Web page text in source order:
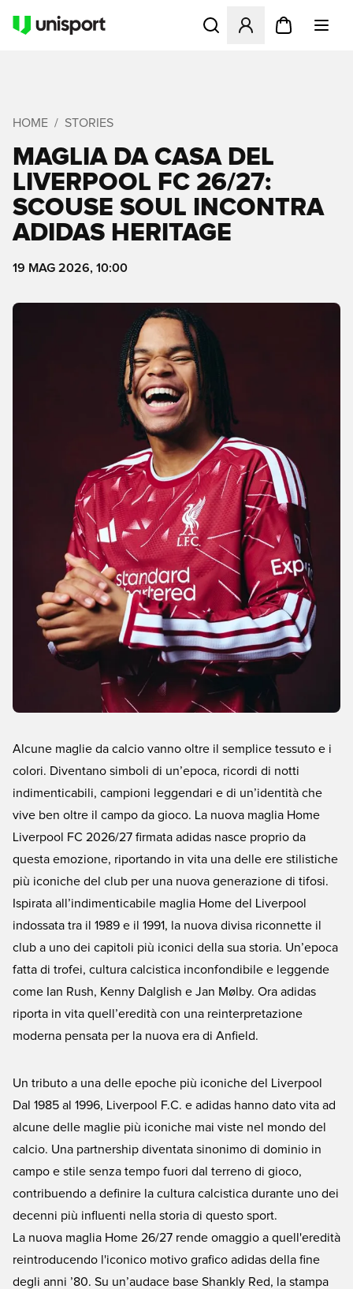
Apre una finestra modale
HOME STORIES
MAGLIA DA CASA DEL
LIVERPOOL FC 26/27:
SCOUSE SOUL INCONTRA
ADIDAS HERITAGE
19 MAG 2026, 10:00
Alcune maglie da calcio vanno oltre il semplice tessuto e i
colori. Diventano simboli di un’epoca, ricordi di notti
indimenticabili, campioni leggendari e di un’identità che
vive ben oltre il campo da gioco. La nuova maglia Home
Liverpool FC 2026/27 firmata adidas nasce proprio da
questa emozione, riportando in vita una delle ere stilistiche
più iconiche del club per una nuova generazione di tifosi.
Ispirata all’indimenticabile maglia Home del Liverpool
indossata tra il 1989 e il 1991, la nuova divisa riconnette il
club a uno dei capitoli più iconici della sua storia. Un’epoca
fatta di trofei, cultura calcistica inconfondibile e leggende
come Ian Rush, Kenny Dalglish e Jan Mølby. Ora adidas
riporta in vita quell’eredità con una reinterpretazione
moderna pensata per la nuova era di Anfield.
Un tributo a una delle epoche più iconiche del Liverpool
Dal 1985 al 1996, Liverpool F.C. e adidas hanno dato vita ad
alcune delle maglie più iconiche mai viste nel mondo del
calcio. Una partnership diventata sinonimo di dominio in
campo e stile senza tempo fuori dal terreno di gioco,
contribuendo a definire la cultura calcistica durante uno dei
decenni più influenti nella storia di questo sport.
La nuova maglia Home 26/27 rende omaggio a quell'eredità
reintroducendo l'iconico motivo grafico adidas della fine
degli anni ’80. Su un’audace base Shankly Red, la stampa